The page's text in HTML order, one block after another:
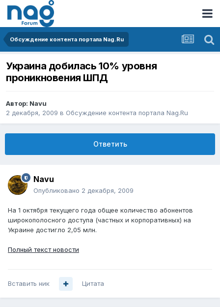
Обсуждение контента портала Nag.Ru
Украина добилась 10% уровня
проникновения ШПД
Автор: Navu
2 декабря, 2009 в Обсуждение контента портала Nag.Ru
Ответить
Navu
Опубликовано 2 декабря, 2009
На 1 октября текущего года общее количество абонентов
широкополосного доступа (частных и корпоративных) на
Украине достигло 2,05 млн.
Полный текст новости
Вставить ник Цитата